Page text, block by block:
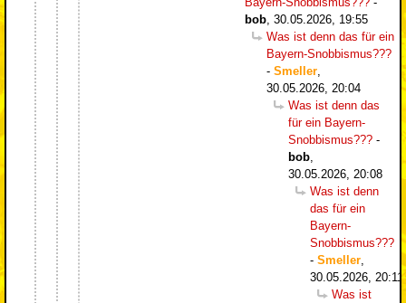
bob 30.05.2026, 19:55
Was ist denn das für ein
Bayern-Snobbismus???
- Smeller
30.05.2026, 20:04
Was ist denn das
für ein Bayern-
Snobbismus??? -
bob
30.05.2026, 20:08
Was ist denn
das für ein
Bayern-
Snobbismus???
- Smeller
30.05.2026, 20:11
Was ist